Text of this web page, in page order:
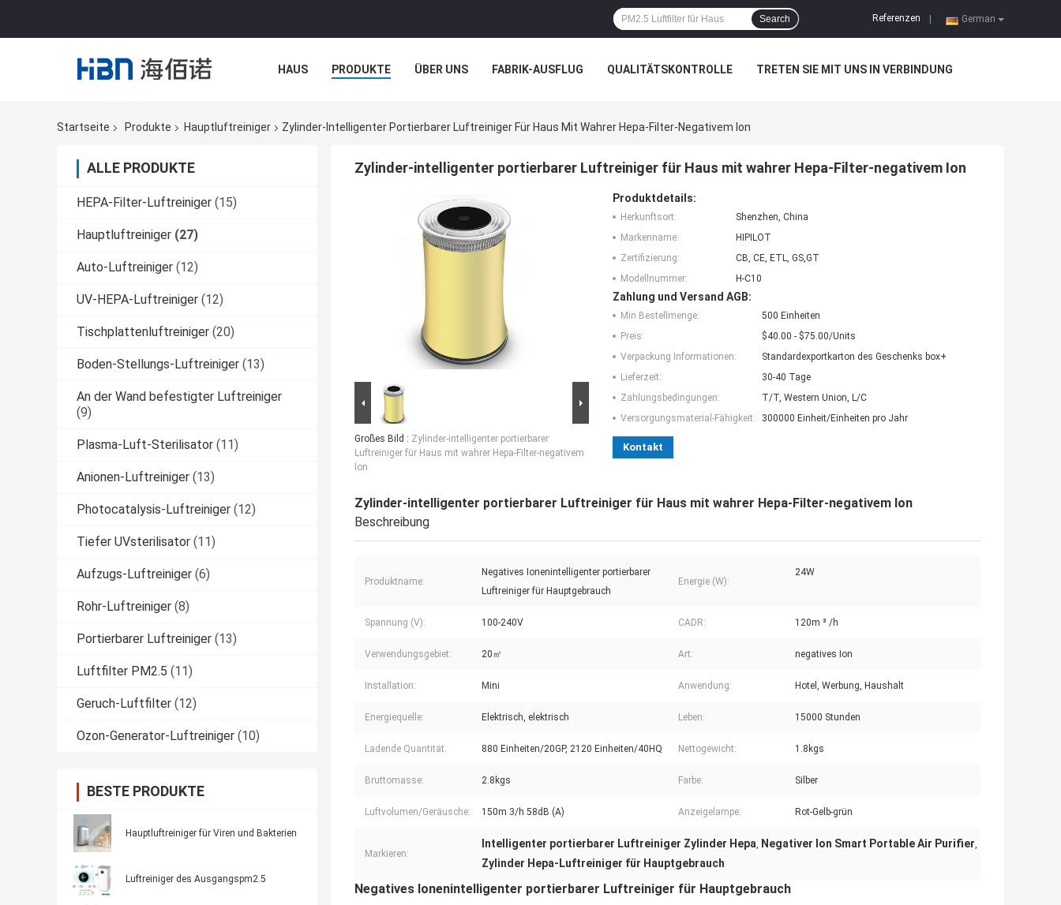
German
Referenzen
Search
HAUS PRODUKTE ÜBER UNS FABRIK-AUSFLUG QUALITÄTSKONTROLLE TRETEN SIE MIT UNS IN VERBINDUNG
Startseite
Produkte Hauptluftreiniger Zylinder-Intelligenter Portierbarer Luftreiniger Für Haus Mit Wahrer Hepa-Filter-Negativem Ion
ALLE PRODUKTE
HEPA-Filter-Luftreiniger (15)
Hauptluftreiniger (27)
Auto-Luftreiniger (12)
UV-HEPA-Luftreiniger (12)
Tischplattenluftreiniger (20)
Boden-Stellungs-Luftreiniger (13)
An der Wand befestigter Luftreiniger
(9)
Plasma-Luft-Sterilisator (11)
Anionen-Luftreiniger (13)
Photocatalysis-Luftreiniger (12)
Tiefer UVsterilisator (11)
Aufzugs-Luftreiniger (6)
Rohr-Luftreiniger (8)
Portierbarer Luftreiniger (13)
Luftfilter PM2.5 (11)
Geruch-Luftfilter (12)
Ozon-Generator-Luftreiniger (10)
BESTE PRODUKTE
Hauptluftreiniger für Viren und Bakterien
Luftreiniger des Ausgangspm2.5
Zylinder-intelligenter portierbarer Luftreiniger für Haus mit wahrer Hepa-Filter-negativem Ion
Großes Bild : Zylinder-intelligenter portierbarer
Luftreiniger für Haus mit wahrer Hepa-Filter-negativem
Ion
Produktdetails:
Herkunftsort:
Shenzhen, China
Markenname:
HIPILOT
Zertifizierung:
CB, CE, ETL, GS,GT
Modellnummer:
H-C10
Zahlung und Versand AGB:
Min Bestellmenge:
500 Einheiten
Preis:
$40.00 - $75.00/Units
Verpackung Informationen:
Standardexportkarton des Geschenks box+
Lieferzeit:
30-40 Tage
Zahlungsbedingungen:
T/T, Western Union, L/C
Versorgungsmaterial-Fähigkeit:
300000 Einheit/Einheiten pro Jahr
Kontakt
Zylinder-intelligenter portierbarer Luftreiniger für Haus mit wahrer Hepa-Filter-negativem Ion
Beschreibung
Produktname:
Negatives Ionenintelligenter portierbarer
Luftreiniger für Hauptgebrauch
Energie (W):
24W
Spannung (V): 100-240V CADR: 120m ³ /h
Verwendungsgebiet: 20㎡ Art: negatives Ion
Installation: Mini Anwendung: Hotel, Werbung, Haushalt
Energiequelle: Elektrisch, elektrisch Leben: 15000 Stunden
Ladende Quantität: 880 Einheiten/20GP, 2120 Einheiten/40HQ Nettogewicht: 1.8kgs
Bruttomasse: 2.8kgs Farbe: Silber
Luftvolumen/Geräusche: 150m 3/h 58dB (A) Anzeigelampe: Rot-Gelb-grün
Markieren:
Intelligenter portierbarer Luftreiniger Zylinder Hepa, Negativer Ion Smart Portable Air Purifier,
Zylinder Hepa-Luftreiniger für Hauptgebrauch
Negatives Ionenintelligenter portierbarer Luftreiniger für Hauptgebrauch